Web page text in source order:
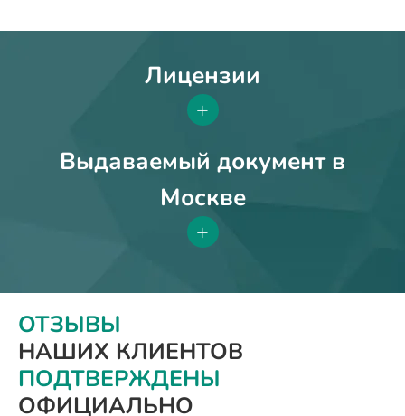
Лицензии
+
Выдаваемый документ в
Москве
+
ОТЗЫВЫ
НАШИХ КЛИЕНТОВ
ПОДТВЕРЖДЕНЫ
ОФИЦИАЛЬНО